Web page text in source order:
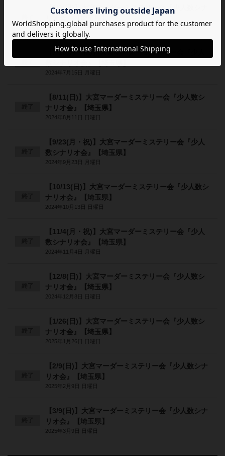
【6/9(日)】大宮マーダーミステリー会『少人数シナ
2024年6月9日 日曜日
【7/15(月・祝)】大宮マーダーミステリー会『少人
2024年7月15日 月曜日
【8/11(日)】大宮マーダーミステリー会『少人数シ
ナリオ会』【埼玉県】
2024年8月11日 日曜日
【9/23(月・祝)】大宮マーダーミステリー会『少人
数シナリオ会』【埼玉県】
2024年9月23日 月曜日
【10/13(日)】大宮マーダーミステリー会『少人数シ
ナリオ会』【埼玉県】
2024年10月13日 日曜日
【11/4(月・祝)】大宮マーダーミステリー会『少人
数シナリオ会』【埼玉県】
2024年11月4日 月曜日
【12/8(日)】大宮マーダーミステリー会『少人数シ
ナリオ会』【埼玉県】
2024年12月8日 日曜日
【1/26(日)】大宮マーダーミステリー会『少人数シ
ナリオ会』【埼玉県】
2025年1月26日 日曜日
【2/9(日)】大宮マーダーミステリー会『少人数シナ
リオ会』【埼玉県】
2025年2月9日 日曜日
【3/9(日)】大宮マーダーミステリー会『少人数シナ
リオ会』【埼玉県】
2025年3月9日 日曜日